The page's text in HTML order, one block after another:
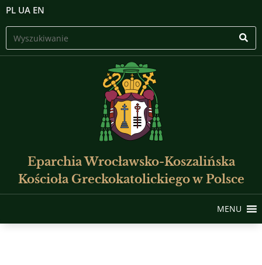
PL UA EN
Eparchia Wrocławsko-Koszalińska
Kościoła Greckokatolickiego w Polsce
MENU